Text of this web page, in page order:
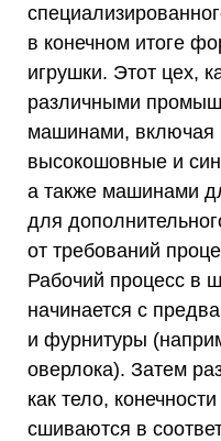
в конечном итоге
игрушки. Этот цех,
различными
машинами, включая
высокошовные и
а также машинами
для
от требований
Рабочий процесс в
начинается с
и фурнитуры
оверлока). Затем
как тело,
сшиваются в